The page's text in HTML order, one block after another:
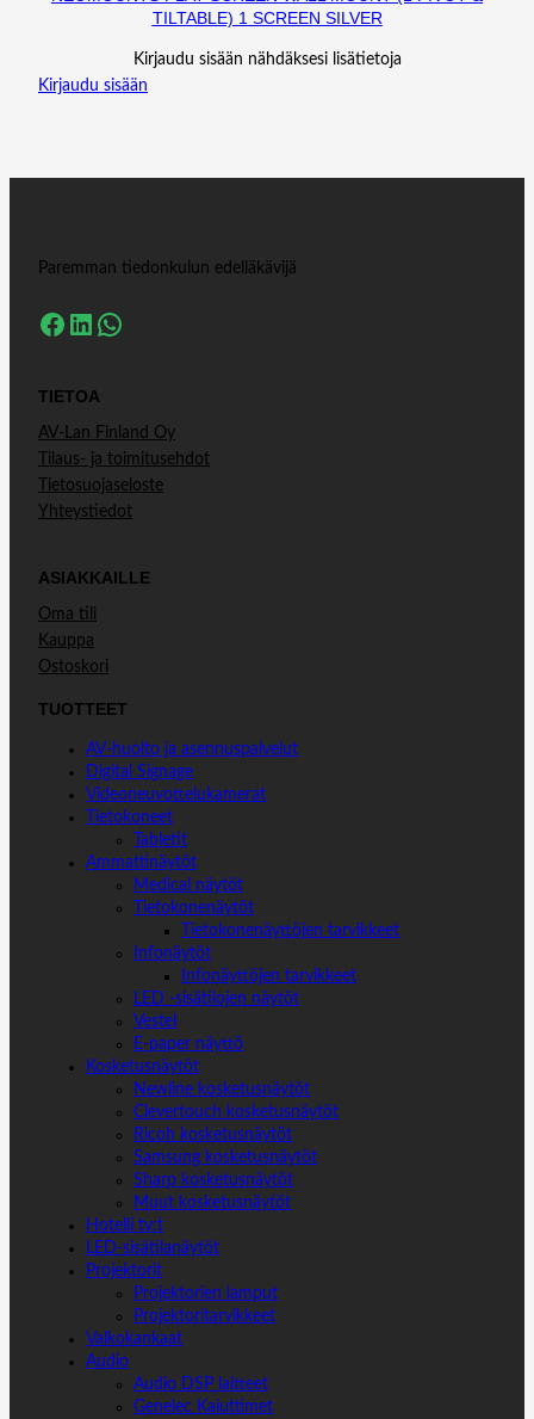
TILTABLE) 1 SCREEN SILVER
Kirjaudu sisään nähdäksesi lisätietoja
Kirjaudu sisään
Paremman tiedonkulun edelläkävijä
Facebook LinkedIn WhatsApp
TIETOA
AV-Lan Finland Oy
Tilaus- ja toimitusehdot
Tietosuojaseloste
Yhteystiedot
ASIAKKAILLE
Oma tili
Kauppa
Ostoskori
TUOTTEET
AV-huolto ja asennuspalvelut
Digital Signage
Videoneuvottelukamerat
Tietokoneet
Tabletit
Ammattinäytöt
Medical näytöt
Tietokonenäytöt
Tietokonenäyttöjen tarvikkeet
Infonäytöt
Infonäyttöjen tarvikkeet
LED -sisätilojen näytöt
Vestel
E-paper näyttö
Kosketusnäytöt
Newline kosketusnäytöt
Clevertouch kosketusnäytöt
Ricoh kosketusnäytöt
Samsung kosketusnäytöt
Sharp kosketusnäytöt
Muut kosketusnäytöt
Hotelli tv:t
LED-sisätilanäytöt
Projektorit
Projektorien lamput
Projektoritarvikkeet
Valkokankaat
Audio
Audio DSP laitteet
Genelec Kaiuttimet